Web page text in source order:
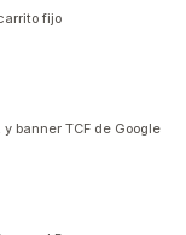
fijo
y banner TCF de Google